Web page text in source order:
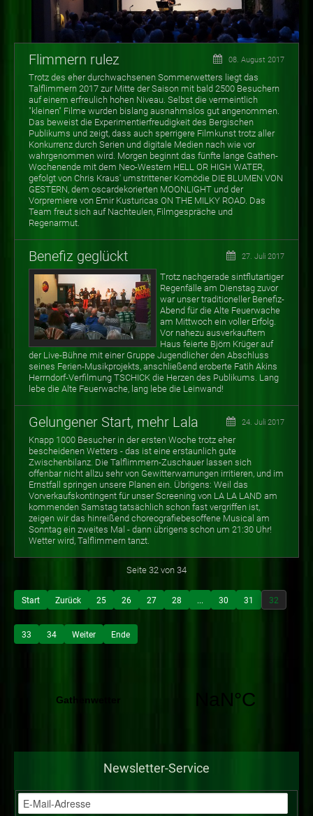
Flimmern rulez 08. August 2017
Trotz des eher durchwachsenen Sommerwetters liegt das
Talflimmern 2017 zur Mitte der Saison mit bald 2500 Besuchern
auf einem erfreulich hohen Niveau. Selbst die vermeintlich
"kleinen" Filme wurden bislang ausnahmslos gut angenommen.
Das beweist die Experimentierfreudigkeit des Bergischen
Publikums und zeigt, dass auch sperrigere Filmkunst trotz aller
Konkurrenz durch Serien und digitale Medien nach wie vor
wahrgenommen wird. Morgen beginnt das fünfte lange Gathen-
Wochenende mit dem Neo-Western HELL OR HIGH WATER,
gefolgt von Chris Kraus' umstrittener Komödie DIE BLUMEN VON
GESTERN, dem oscardekorierten MOONLIGHT und der
Vorpremiere von Emir Kusturicas ON THE MILKY ROAD. Das
Team freut sich auf Nachteulen, Filmgespräche und
Regenarmut.
Benefiz geglückt 27. Juli 2017
Trotz nachgerade sintflutartiger
Regenfälle am Dienstag zuvor
war unser traditioneller Benefiz-
Abend für die Alte Feuerwache
am Mittwoch ein voller Erfolg.
Vor nahezu ausverkauftem
Haus feierte Björn Krüger auf
der Live-Bühne mit einer Gruppe Jugendlicher den Abschluss
seines Ferien-Musikprojekts, anschließend eroberte Fatih Akins
Herrndorf-Verfilmung TSCHICK die Herzen des Publikums. Lang
lebe die Alte Feuerwache, lang lebe die Leinwand!
Gelungener Start, mehr Lala 24. Juli 2017
Knapp 1000 Besucher in der ersten Woche trotz eher
bescheidenen Wetters - das ist eine erstaunlich gute
Zwischenbilanz. Die Talflimmern-Zuschauer lassen sich
offenbar nicht allzu sehr von Gewitterwarnungen irritieren, und im
Ernstfall springen unsere Planen ein. Übrigens: Weil das
Vorverkaufskontingent für unser Screening von LA LA LAND am
kommenden Samstag tatsächlich schon fast vergriffen ist,
zeigen wir das hinreißend choreografiebesoffene Musical am
Sonntag ein zweites Mal - dann übrigens schon um 21:30 Uhr!
Wetter wird, Talflimmern tanzt.
Seite 32 von 34
Start Zurück 25 26 27 28 ... 30 31 32
33 34 Weiter Ende
Newsletter-Service